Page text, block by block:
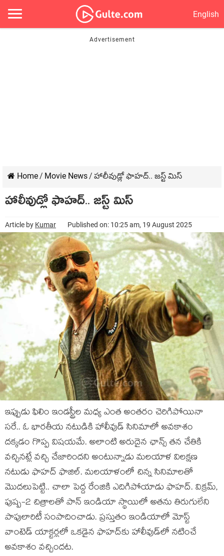
English
Home/ Movie News/ హాలీవుడ్లో ఫాహద్.. జస్ట్ మిస్
హాలీవుడ్లో ఫాహద్.. జస్ట్ మిస్
Article by Kumar Published on: 10:25 am, 19 August 2025
ఇప్పుడు ఫిలిం ఇండ‌స్ట్రీల మ‌ధ్య ఎంత అంత‌రం చెరిగిపోయినా
స‌రే.. ఓ భార‌తీయ న‌టుడికి హాలీవుడ్ సినిమాలో అవ‌కాశం
ద‌క్క‌డం గొప్ప విష‌య‌మే. అలాంటి అరుదైన ఛాన్స్ త‌న చేతికి
వ‌చ్చిన‌ట్లే వ‌చ్చి చేజారింద‌ని అంటున్నాడు మ‌ల‌యాళ విలక్ష‌ణ
న‌టుడు ఫాహ‌ద్ ఫాజిల్. మ‌లయాళంలో చిన్న సినిమాల‌తో
మొద‌లుపెట్టి.. చాలా పెద్ద రేంజికి ఎదిగిపోయాడు ఫాహ‌ద్. విక్ర‌మ్,
పుష్ప‌-2 చిత్రాల‌తో పాన్ ఇండియా స్థాయిలో అత‌ను తిరుగులేని
పాపులారిటీ సంపాదించాడు. ప్ర‌స్తుతం ఇండియాలో మోస్ట్
వాంటెడ్ యాక్ట‌ర్ల‌లో ఒక‌డైన ఫాహ‌ద్‌కు హాలీవుడ్‌లో న‌టించే
అవ‌కాశం వ‌చ్చింద‌ట‌.